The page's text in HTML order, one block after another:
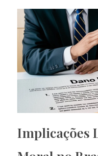
Implicações